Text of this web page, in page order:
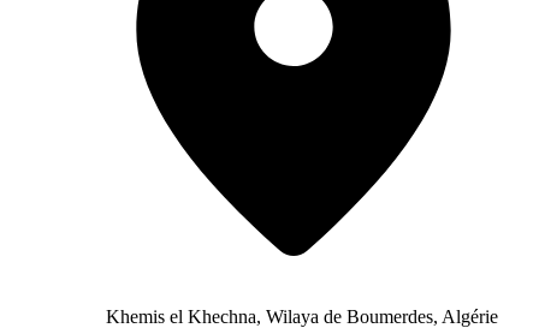
Khemis el Khechna, Wilaya de Boumerdes, Algérie